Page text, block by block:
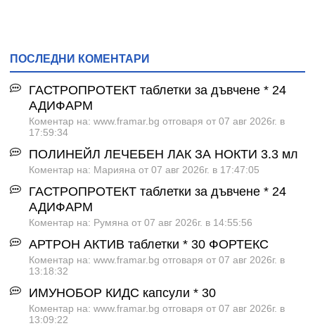
ПОСЛЕДНИ КОМЕНТАРИ
ГАСТРОПРОТЕКТ таблетки за дъвчене * 24
АДИФАРМ
Коментар на: www.framar.bg отговаря от 07 авг 2026г. в
17:59:34
ПОЛИНЕЙЛ ЛЕЧЕБЕН ЛАК ЗА НОКТИ 3.3 мл
Коментар на: Марияна от 07 авг 2026г. в 17:47:05
ГАСТРОПРОТЕКТ таблетки за дъвчене * 24
АДИФАРМ
Коментар на: Румяна от 07 авг 2026г. в 14:55:56
АРТРОН АКТИВ таблетки * 30 ФОРТЕКС
Коментар на: www.framar.bg отговаря от 07 авг 2026г. в
13:18:32
ИМУНОБОР КИДС капсули * 30
Коментар на: www.framar.bg отговаря от 07 авг 2026г. в
13:09:22